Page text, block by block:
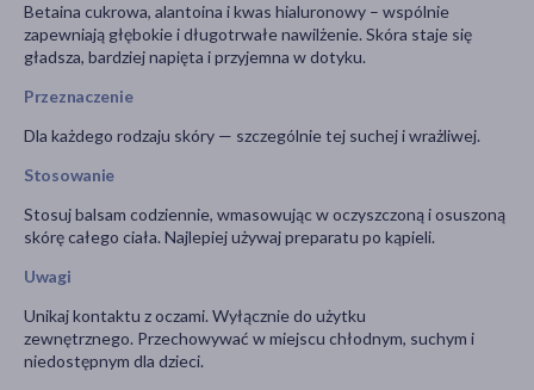
Betaina cukrowa, alantoina i kwas hialuronowy – wspólnie
zapewniają głębokie i długotrwałe nawilżenie. Skóra staje się
gładsza, bardziej napięta i przyjemna w dotyku.
Przeznaczenie
Dla każdego rodzaju skóry — szczególnie tej suchej i wrażliwej.
Stosowanie
Stosuj balsam codziennie, wmasowując w oczyszczoną i osuszoną
skórę całego ciała. Najlepiej używaj preparatu po kąpieli.
Uwagi
Unikaj kontaktu z oczami. Wyłącznie do użytku
zewnętrznego. Przechowywać w miejscu chłodnym, suchym i
niedostępnym dla dzieci.